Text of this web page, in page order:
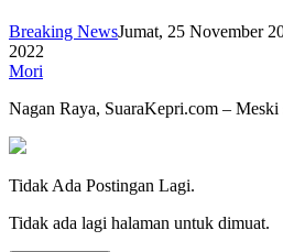
Breaking NewsJumat, 25 November
2022
Mori
Nagan Raya, SuaraKepri.com –
Tidak Ada Postingan Lagi.
Tidak ada lagi halaman untuk dimuat.